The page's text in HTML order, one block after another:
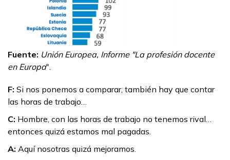
Fuente: Unión Europea, Informe "La profesión docente
en Europa".
F: Si nos ponemos a comparar, también hay que contar
las horas de trabajo…
C: Hombre, con las horas de trabajo no tenemos rival…
entonces quizá estamos mal pagadas.
A: Aquí nosotras quizá mejoramos.